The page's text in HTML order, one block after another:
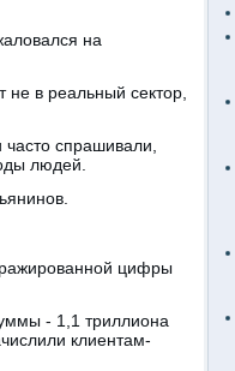
на
в реальный сектор,
спрашивали,
людей.
цифры
- 1,1 триллиона
клиентам-